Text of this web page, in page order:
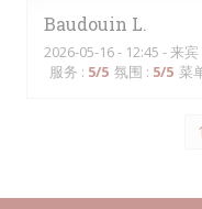
Baudouin L
2026-05-16- 12:45 - 来宾
服务 : 5/5 氛围 : 5/5 菜
1